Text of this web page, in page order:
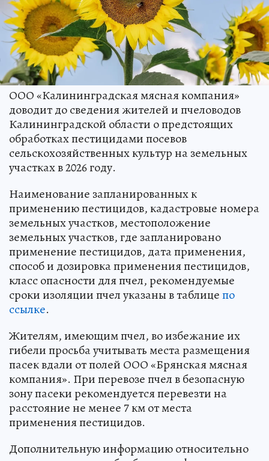
ООО «Калининградская мясная компания»
доводит до сведения жителей и пчеловодов
Калининградской области о предстоящих
обработках пестицидами посевов
сельскохозяйственных культур на земельных
участках в 2026 году.
Наименование запланированных к
применению пестицидов, кадастровые номера
земельных участков, местоположение
земельных участков, где запланировано
применение пестицидов, дата применения,
способ и дозировка применения пестицидов,
класс опасности для пчел, рекомендуемые
сроки изоляции пчел указаны в таблице
ссылке.
Жителям, имеющим пчел, во избежание их
гибели просьба учитывать места размещения
пасек вдали от полей ООО «Брянская мясная
компания». При перевозе пчел в безопасную
зону пасеки рекомендуется перевезти на
расстояние не менее 7 км от места
применения пестицидов.